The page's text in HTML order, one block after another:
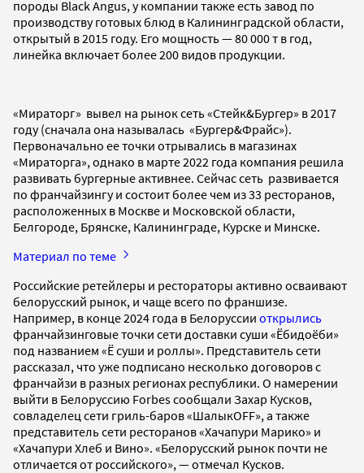
породы Black Angus, у компании также есть завод по
производству готовых блюд в Калининградской области,
открытый в 2015 году. Его мощность — 80 000 т в год,
линейка включает более 200 видов продукции.
«Мираторг» вывел на рынок сеть «Стейк&Бургер» в 2017
году (сначала она называлась «Бургер&Фрайс»).
Первоначально ее точки отрывались в магазинах
«Мираторга», однако в марте 2022 года компания решила
развивать бургерные активнее. Сейчас сеть развивается
по франчайзингу и состоит более чем из 33 ресторанов,
расположенных в Москве и Московской области,
Белгороде, Брянске, Калининграде, Курске и Минске.
Материал по теме
Российские ретейлеры и рестораторы активно осваивают
белорусский рынок, и чаще всего по франшизе.
Например, в конце 2024 года в Белоруссии открылись
франчайзинговые точки сети доставки суши «Ёбидоёби»
под названием «Ё суши и роллы». Представитель сети
рассказал, что уже подписано несколько договоров с
франчайзи в разных регионах республики. О намерении
выйти в Белоруссию Forbes сообщали Захар Кусков,
совладелец сети гриль-баров «ШалыкOFF», а также
представитель сети ресторанов «Хачапури Марико» и
«Хачапури Хлеб и Вино». «Белорусский рынок почти не
отличается от российского», — отмечал Кусков.